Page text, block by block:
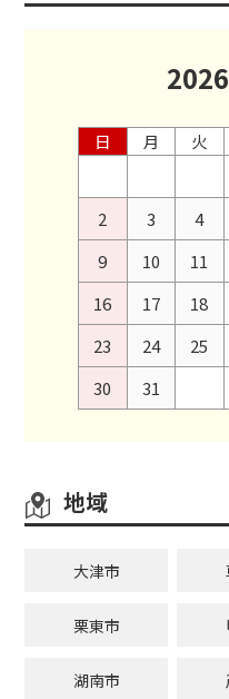
2026
日 月 火
2
3 4
9
10 11
16
17 18
23
24 25
30
31
地域
大津市
栗東市
湖南市